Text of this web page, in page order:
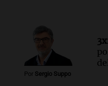
Episodios
Audio.Monseñor
de León XIV a
sobre su impacto
Por Sergio Suppo